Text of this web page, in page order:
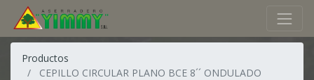
Productos
CEPILLO CIRCULAR PLANO BCE 8´´ ONDULADO